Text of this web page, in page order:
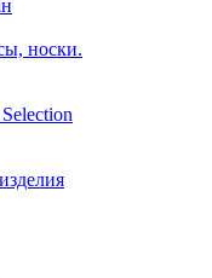
носки.